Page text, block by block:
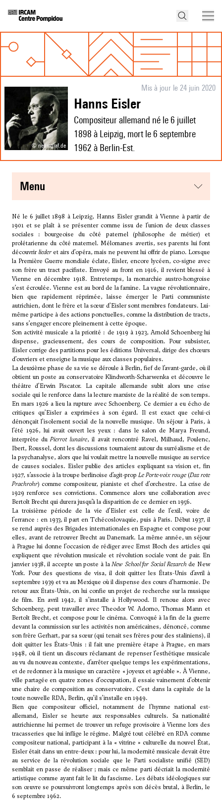
© neumgraf.de
Mis à jour le 24 juin 2020
Hanns Eisler
Compositeur allemand né le 6 juillet
1898 à Leipzig, mort le 6 septembre
1962 à Berlin-Est.
menu
Né le 6 juillet 1898 à Leipzig, Hanns Eisler grandit à Vienne à partir de
1901 et se plaît à se présenter comme issu de l’union de deux classes
sociales : bourgeoise du côté paternel (philosophe de métier) et
prolétarienne du côté maternel. Mélomanes avertis, ses parents lui font
découvrirlieder et airs d’opéra, mais ne peuvent lui offrir de piano. Lorsque
la Première Guerre mondiale éclate, Eisler, encore lycéen, co-signe avec
son frère un tract pacifiste. Envoyé au front en 1916, il revient blessé à
Vienne en décembre 1918. Entretemps, la monarchie austro-hongroise
s’est écroulée. Vienne est au bord de la famine. La vague révolutionnaire,
bien que rapidement réprimée, laisse émerger le Parti communiste
autrichien, dont le frère et la sœur d’Eisler sont membres fondateurs. Lui-
même participe à des actions ponctuelles, comme la distribution de tracts,
sans s’engager encore pleinement à cette époque.
Son activité musicale a la priorité : de 1919 à 1923, Arnold Schoenberglui
dispense, gracieusement, des cours de composition. Pour subsister,
Eisler corrige des partitions pour les éditions Universal, dirige des chœurs
d’ouvriers et enseigne la musique aux classes populaires.
La deuxième phase de sa vie se déroule à Berlin, fief de l’avant-garde, où il
obtient un poste au conservatoire Klindworth-Scharwenka et découvre le
théâtre d’Erwin Piscator. La capitale allemande subit alors une crise
sociale qui le renforce dans la lecture marxiste de la réalité de son temps.
En mars 1926 a lieu la rupture avec Schoenberg. Ce dernier a eu écho de
critiques qu’Eisler a exprimées à son égard. Il est exact que celui-ci
dénonçait l’isolement social de la nouvelle musique. Un séjour à Paris, à
l’été 1926, lui avait ouvert les yeux : dans le salon de Marya Freund,
interprète duPierrot lunaire, il avait rencontré Ravel, Milhaud, Poulenc,
Ibert, Roussel, dont les discussions tournaient autour du surréalisme et de
la psychanalyse, alors que lui voulait mettre la nouvelle musique au service
de causes sociales. Eisler publie des articles expliquant sa vision et, fin
1927, s’associe à la troupe berlinoise d’agit-prop Le Porte-voix rouge (Das rote
Prachrohr) comme compositeur, pianiste et chef d’orchestre. La crise de
1929 renforce ses convictions. Commence alors une collaboration avec
Bertolt Brecht qui durera jusqu’à la disparition de ce dernier en 1956.
La troisième période de la vie d’Eisler est celle de l’exil, voire de
l’errance : en 1933, il part en Tchécoslovaquie, puis à Paris. Début 1937, il
se rend auprès des Brigades internationales en Espagne et compose pour
elles, avant de retrouver Brecht au Danemark. La même année, un séjour
à Prague lui donne l’occasion de rédiger avec Ernst Bloch des articles qui
expliquent que révolution musicale et révolution sociale vont de pair. En
janvier 1938, il accepte un poste à laNew School for Social Resarch de New
York. Pour des questions de visa, il doit quitter les États-Unis d’avril à
septembre 1939 et va au Mexique où il dispense des cours d’harmonie. De
retour aux États-Unis, on lui confie un projet de recherche sur la musique
de film. En avril 1942, il s’installe à Hollywood. Il renoue alors avec
Schoenberg, peut travailler avec Theodor W. Adorno, Thomas Mann et
Bertolt Brecht, et compose pour le cinéma. Convoqué à la fin de la guerre
devant la commission sur les activités non américaines, dénoncé, comme
son frère Gerhart, par sa sœur (qui tenait ses frères pour des staliniens), il
doit quitter les États-Unis : il fait une première étape à Prague, en mars
1948, où il tient un discours réclamant de repenser l’esthétique musicale
au vu du nouveau contexte, d’arrêter quelque temps les expérimentations,
et de redonner à la musique un caractère « joyeux et agréable ». À Vienne,
ville partagée en quatre zones d’occupation, il essaie vainement d’obtenir
une chaire de composition au conservatoire. C’est dans la capitale de la
toute nouvelle RDA, Berlin, qu’il s’installe en 1949.
Bien que compositeur officiel, notamment de l’hymne national est-
allemand, Eisler se heurte aux responsables culturels. Sa nationalité
autrichienne lui permet de trouver un refuge provisoire à Vienne lors des
tracasseries que lui inflige le régime. Malgré tout célébré en RDA comme
compositeur national, participant à la « vitrine » culturelle du nouvel État,
Eisler était dans un entre-deux : pour lui, la modernité musicale devait être
au service de la révolution sociale que le Parti socialiste unifié (SED)
semblait en passe de réaliser ; mais ce même parti décriait la modernité
artistique comme ayant fait le lit du fascisme. Les débats idéologiques sur
son œuvre se poursuivront longtemps après son décès brutal, à Berlin, le
6 septembre 1962.